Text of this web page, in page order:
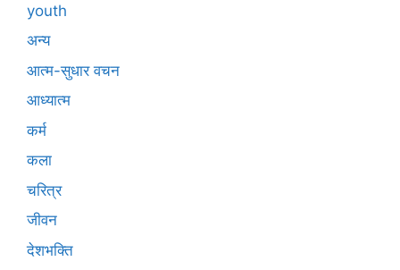
youth
अन्य
आत्म-सुधार वचन
आध्यात्म
कर्म
कला
चरित्र
जीवन
देशभक्ति